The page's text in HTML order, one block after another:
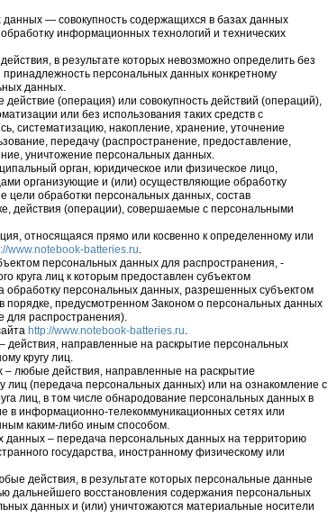
— совокупность содержащихся в базах данных
информационных технологий и технических
в результате которых невозможно определить без
персональных данных конкретному
данных.
(операция) или совокупность действий (операций),
или без использования таких средств с
систематизацию, накопление, хранение, уточнение
передачу (распространение, предоставление,
уничтожение персональных данных.
орган, юридическое или физическое лицо,
организующие и (или) осуществляющие обработку
обработки персональных данных, состав
действия (операции), совершаемые с персональными
относящаяся прямо или косвенно к определенному или
www.notebook-batteries.ru.
персональных данных для распространения, -
круга лиц к которым предоставлен субъектом
обработку персональных данных, разрешенных субъектом
порядке, предусмотренном Законом о персональных данных
распространения).
http://www.notebook-batteries.ru.
направленные на раскрытие персональных
кругу лиц.
любые действия, направленные на раскрытие
лиц (передача персональных данных) или на ознакомление с
лиц, в том числе обнародование персональных данных в
в информационно-телекоммуникационных сетях или
каким-либо иным способом.
данных – передача персональных данных на территорию
государства, иностранному физическому или
действия, в результате которых персональные данные
дальнейшего восстановления содержания персональных
данных и (или) уничтожаются материальные носители